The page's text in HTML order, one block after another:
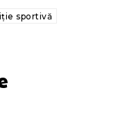
sportivă